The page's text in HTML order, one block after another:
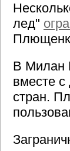
лед"
В Милан
вместе с
стран.